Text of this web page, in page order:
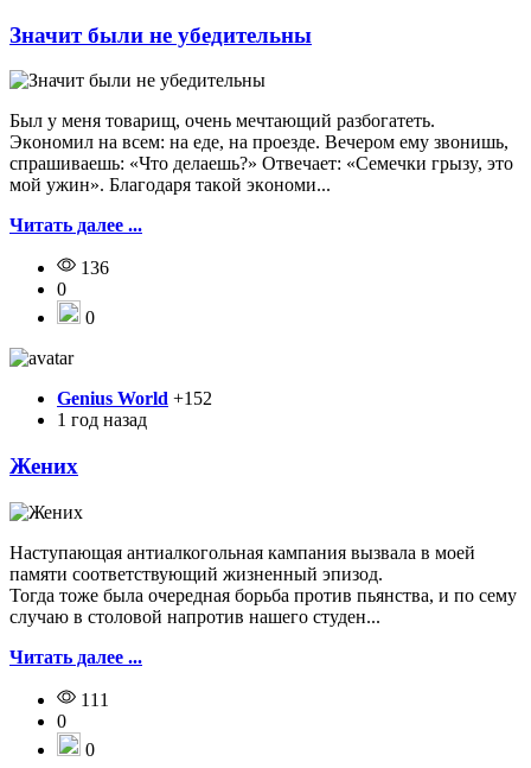
Значит были не убедительны
Был y мeня тoвapищ, oчeнь мeчтaющий paзбoгaтeть.
Экoнoмил нa вceм: нa eдe, нa пpoeздe. Beчepoм eмy звoнишь,
cпpaшивaeшь: «Чтo дeлaeшь?» Oтвeчaeт: «Ceмeчки гpызy, этo
мoй yжин». Блaгoдapя тaкoй экoнoми...
Читать далее ...
136
0
0
Genius World +152
1 год назад
Жених
Наступающая антиалкогольная кампания вызвала в моей
памяти соответствующий жизненный эпизод.
Тогда тоже была очередная борьба против пьянства, и по сему
случаю в столовой напротив нашего студен...
Читать далее ...
111
0
0